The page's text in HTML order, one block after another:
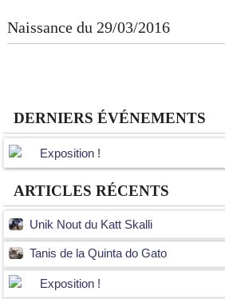
Naissance du 29/03/2016
DERNIERS ÉVÉNEMENTS
Exposition !
ARTICLES RÉCENTS
Unik Nout du Katt Skalli
Tanis de la Quinta do Gato
Exposition !